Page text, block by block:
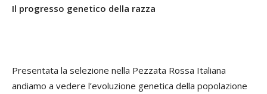
Il progresso genetico della razza
Presentata la selezione nella Pezzata Rossa Italiana
andiamo a vedere l’evoluzione genetica della popolazione